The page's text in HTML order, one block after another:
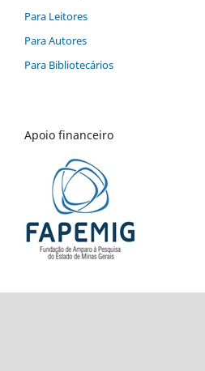
Para Leitores
Para Autores
Para Bibliotecários
Apoio financeiro